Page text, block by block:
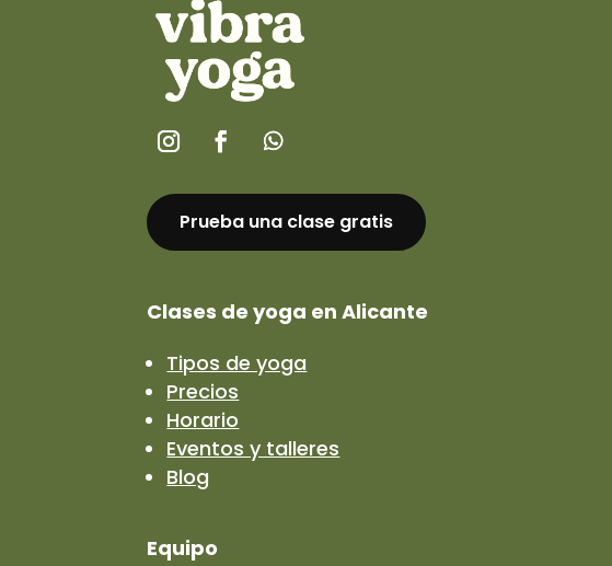
Prueba una clase gratis
Clases de yoga en Alicante
Tipos de yoga
Precios
Horario
Eventos y talleres
Blog
Equipo